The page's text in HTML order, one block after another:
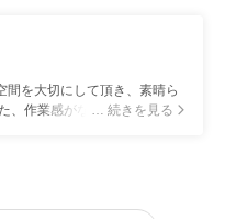
間を大切にして頂き、素晴ら
、作業感がなく介添さんを含
… 続きを見る